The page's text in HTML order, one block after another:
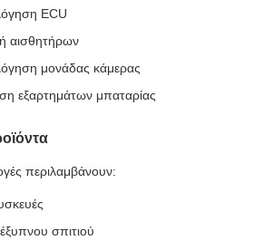
ECU
αισθητήρων
μονάδας κάμερας
εξαρτημάτων μπαταρίας
περιλαμβάνουν:
σπιτιού